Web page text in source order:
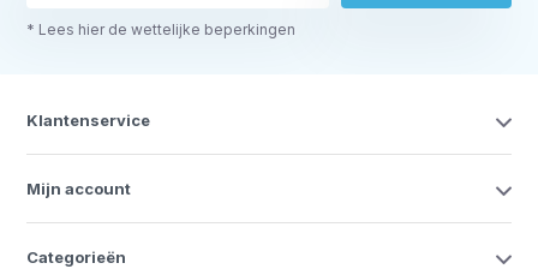
* Lees hier de wettelijke beperkingen
Klantenservice
Mijn account
Categorieën